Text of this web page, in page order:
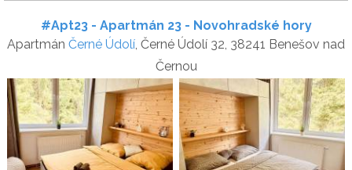
#Apt23 - Apartmán 23 - Novohradské hory
Apartmán Černé Údolí , Černé Údolí 32, 38241 Benešov nad
Černou